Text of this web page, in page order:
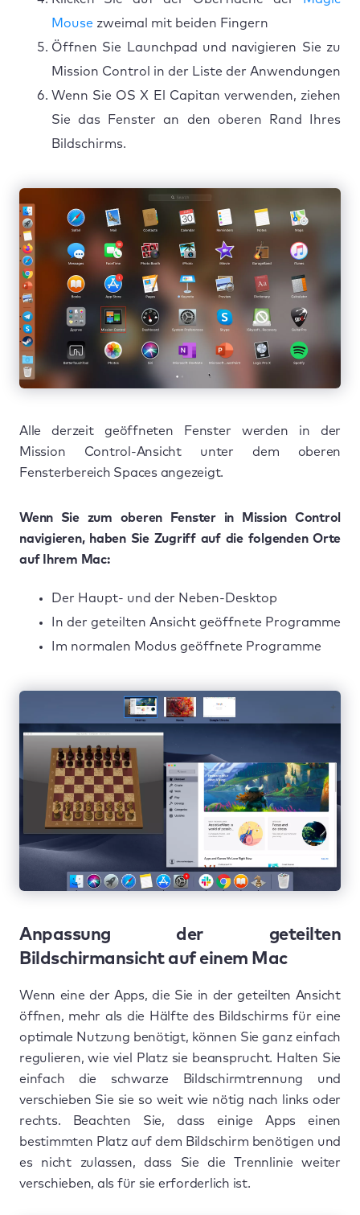
Mouse zweimal mit beiden Fingern
Öffnen Sie Launchpad und navigieren Sie zu
Mission Control in der Liste der Anwendungen
Wenn Sie OS X El Capitan verwenden, ziehen
Sie das Fenster an den oberen Rand Ihres
Bildschirms.
Alle derzeit geöffneten Fenster werden in der
Mission Control-Ansicht unter dem oberen
Fensterbereich Spaces angezeigt.
Wenn Sie zum oberen Fenster in Mission Control
navigieren, haben Sie Zugriff auf die folgenden Orte
auf Ihrem Mac:
Der Haupt- und der Neben-Desktop
In der geteilten Ansicht geöffnete Programme
Im normalen Modus geöffnete Programme
Anpassung der geteilten
Bildschirmansicht auf einem Mac
Wenn eine der Apps, die Sie in der geteilten Ansicht
öffnen, mehr als die Hälfte des Bildschirms für eine
optimale Nutzung benötigt, können Sie ganz einfach
regulieren, wie viel Platz sie beansprucht. Halten Sie
einfach die schwarze Bildschirmtrennung und
verschieben Sie sie so weit wie nötig nach links oder
rechts. Beachten Sie, dass einige Apps einen
bestimmten Platz auf dem Bildschirm benötigen und
es nicht zulassen, dass Sie die Trennlinie weiter
verschieben, als für sie erforderlich ist.